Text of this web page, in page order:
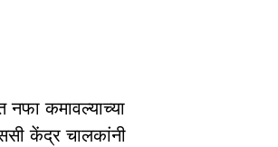
नफा कमावल्याच्या
केंद्र चालकांनी